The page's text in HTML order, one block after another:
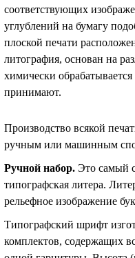
соответствующих
углублений на бумагу
плоской печати
литография, основан на
химически
принимают.
Производство всякой
ручным или машинным
Ручной набор. Это самый
типографская литера.
рельефное изображение
Типографский шрифт
комплектов, содержащих